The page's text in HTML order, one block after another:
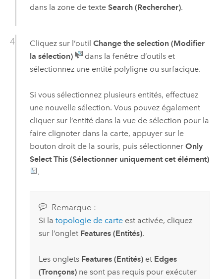
dans la zone de texte Search (Rechercher).
Cliquez sur l’outil Change the selection (Modifier
la sélection)
dans la fenêtre d’outils et
sélectionnez une entité polyligne ou surfacique.
Si vous sélectionnez plusieurs entités, effectuez
une nouvelle sélection. Vous pouvez également
cliquer sur l’entité dans la vue de sélection pour la
faire clignoter dans la carte, appuyer sur le
bouton droit de la souris, puis sélectionner Only
Select This (Sélectionner uniquement cet élément)
.
Remarque :
Si la topologie de carteest activée, cliquez
sur l’onglet Features (Entités).
Les onglets Features (Entités)et Edges
(Tronçons)ne sont pas requis pour exécuter